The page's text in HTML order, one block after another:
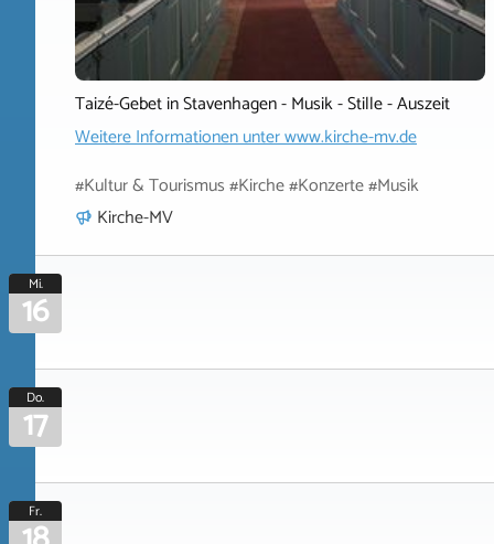
Taizé-Gebet in Stavenhagen - Musik - Stille - Auszeit
Weitere Informationen unterwww.kirche-mv.de
#Kultur & Tourismus #Kirche #Konzerte #Musik
Kirche-MV
Mi.
16
Do.
17
Fr.